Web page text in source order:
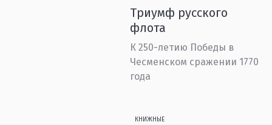
Триумф русского
флота
К 250-летию Победы в
Чесменском сражении 1770
года
КНИЖНЫЕ